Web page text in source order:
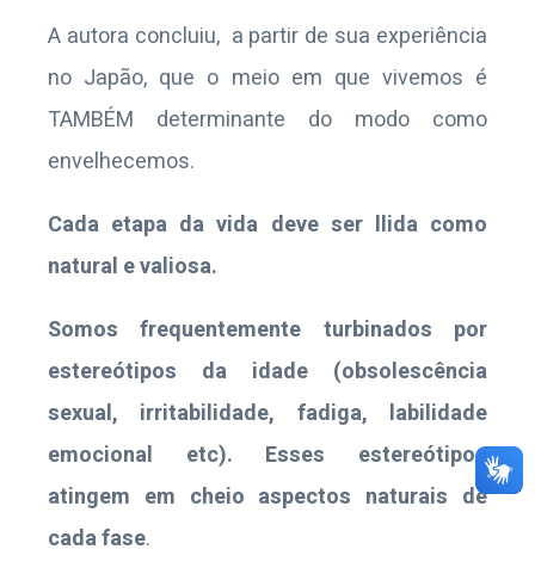
A autora concluiu, a partir de sua experiência
no Japão, que o meio em que vivemos é
TAMBÉM determinante do modo como
envelhecemos.
Cada etapa da vida deve ser llida como
natural e valiosa.
Somos frequentemente turbinados por
estereótipos da idade (obsolescência
sexual, irritabilidade, fadiga, labilidade
emocional etc). Esses estereótipos
atingem em cheio aspectos naturais de
cada fase.